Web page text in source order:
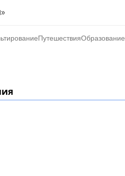
ПутешествияОбразование